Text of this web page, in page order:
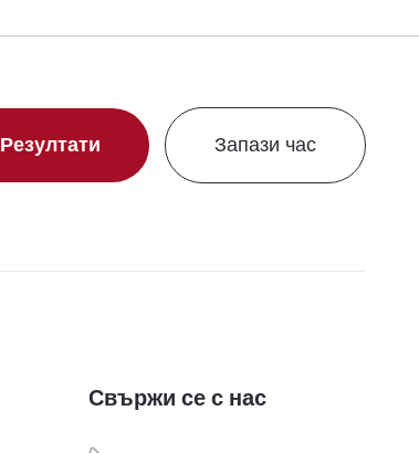
Резултати Запази час
Свържи се с нас